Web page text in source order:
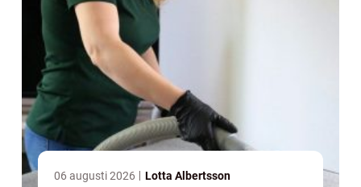
06 augusti 2026 Lotta Albertsson